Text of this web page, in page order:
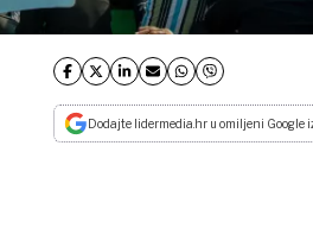
Dodajte lidermedia.hr u omiljeni Google